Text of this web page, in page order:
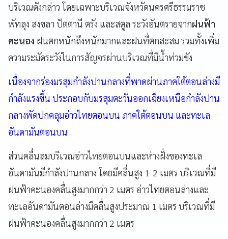
บริเวณดังกล่าว โดยเฉพาะบริเวณจังหวัดนครศรีธรรมราช
พัทลุง สงขลา ปัตตานี ตรัง และสตูล ระวังอันตรายจากฝนฟ้า
คะนอง ฝนตกหนักถึงหนักมากและฝนที่ตกสะสม รวมทั้งเพิ่ม
ความระมัดระวังในการสัญจรผ่านบริเวณที่มีน้ำท่วมขัง
เนื่องจากร่องมรสุมกำลังปานกลางที่พาดผ่านภาคใต้ตอนล่างมี
กำลังแรงขึ้น ประกอบกับมรสุมตะวันออกเฉียงเหนือกำลังปาน
กลางพัดปกคลุมอ่าวไทยตอนบน ภาคใต้ตอนบน และทะเล
อันดามันตอนบน
ส่วนคลื่นลมบริเวณอ่าวไทยตอนบนและห่างฝั่งของทะเล
อันดามันมีกำลังปานกลาง โดยมีคลื่นสูง 1-2 เมตร บริเวณที่มี
ฝนฟ้าคะนองคลื่นสูงมากกว่า 2 เมตร อ่าวไทยตอนล่างและ
ทะเลอันดามันตอนล่างมีคลื่นสูงประมาณ 1 เมตร บริเวณที่มี
ฝนฟ้าคะนองคลื่นสูงมากกว่า 2 เมตร